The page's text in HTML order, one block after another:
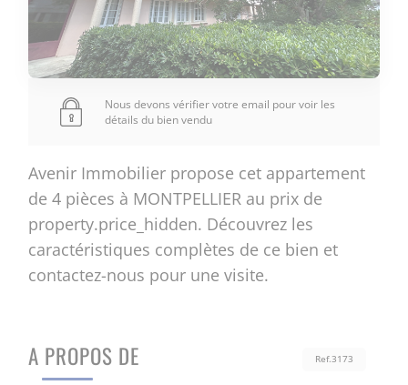
Nous devons vérifier votre email pour voir les
détails du bien vendu
Avenir Immobilier propose cet appartement
de 4 pièces à MONTPELLIER au prix de
property.price_hidden. Découvrez les
caractéristiques complètes de ce bien et
contactez-nous pour une visite.
A PROPOS DE Ref.3173